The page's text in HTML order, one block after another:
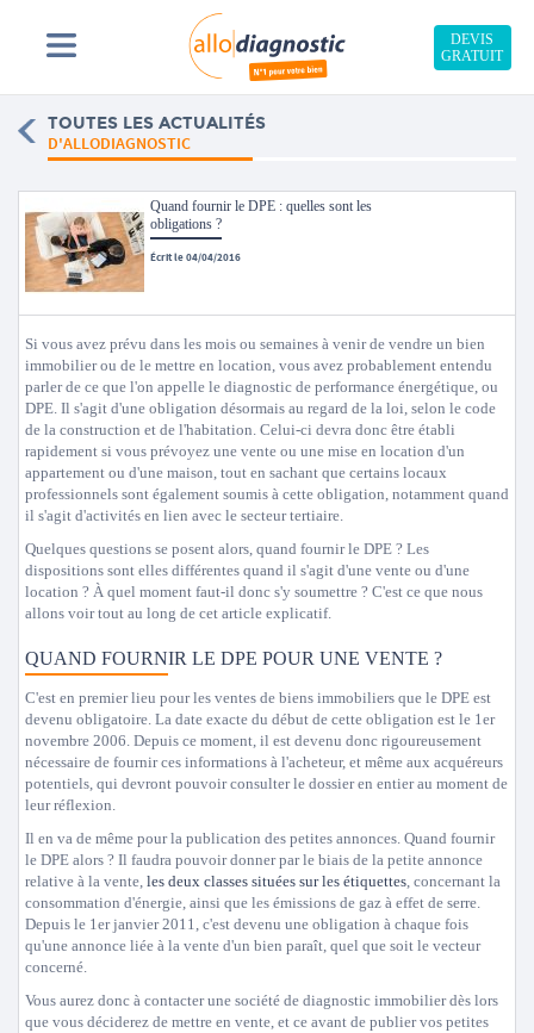
DEVIS
GRATUIT
TOUTES LES ACTUALITÉS
D'ALLODIAGNOSTIC
Quand fournir le DPE : quelles sont les
obligations ?
Écrit le 04/04/2016
Si vous avez prévu dans les mois ou semaines à venir de vendre un bien
immobilier ou de le mettre en location, vous avez probablement entendu
parler de ce que l'on appelle le diagnostic de performance énergétique, ou
DPE. Il s'agit d'une obligation désormais au regard de la loi, selon le code
de la construction et de l'habitation. Celui-ci devra donc être établi
rapidement si vous prévoyez une vente ou une mise en location d'un
appartement ou d'une maison, tout en sachant que certains locaux
professionnels sont également soumis à cette obligation, notamment quand
il s'agit d'activités en lien avec le secteur tertiaire.
Quelques questions se posent alors, quand fournir le DPE ? Les
dispositions sont elles différentes quand il s'agit d'une vente ou d'une
location ? À quel moment faut-il donc s'y soumettre ? C'est ce que nous
allons voir tout au long de cet article explicatif.
QUAND FOURNIR LE DPE POUR UNE VENTE ?
C'est en premier lieu pour les ventes de biens immobiliers que le DPE est
devenu obligatoire. La date exacte du début de cette obligation est le 1er
novembre 2006. Depuis ce moment, il est devenu donc rigoureusement
nécessaire de fournir ces informations à l'acheteur, et même aux acquéreurs
potentiels, qui devront pouvoir consulter le dossier en entier au moment de
leur réflexion.
Il en va de même pour la publication des petites annonces. Quand fournir
le DPE alors ? Il faudra pouvoir donner par le biais de la petite annonce
relative à la vente, les deux classes situées sur les étiquettes, concernant la
consommation d'énergie, ainsi que les émissions de gaz à effet de serre.
Depuis le 1er janvier 2011, c'est devenu une obligation à chaque fois
qu'une annonce liée à la vente d'un bien paraît, quel que soit le vecteur
concerné.
Vous aurez donc à contacter une société de diagnostic immobilier dès lors
que vous déciderez de mettre en vente, et ce avant de publier vos petites